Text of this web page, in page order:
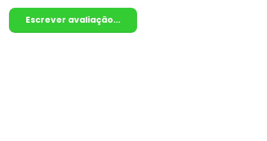
Escrever avaliação...